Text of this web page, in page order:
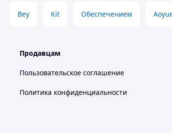
Bey Kit Обеспечением
Продавцам
Пользовательское соглашение
Политика конфиденциальности